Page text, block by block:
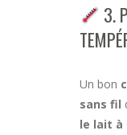
3.
Un bon
sans fil
le lait à